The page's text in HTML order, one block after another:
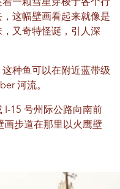
一颗彗星穿梭于各个行
这幅壁画看起来就像是
又奇特怪诞，引人深
种鱼可以在附近蓝带级
河流。
I-15 号州际公路向南前
画步道在那里以火鹰壁